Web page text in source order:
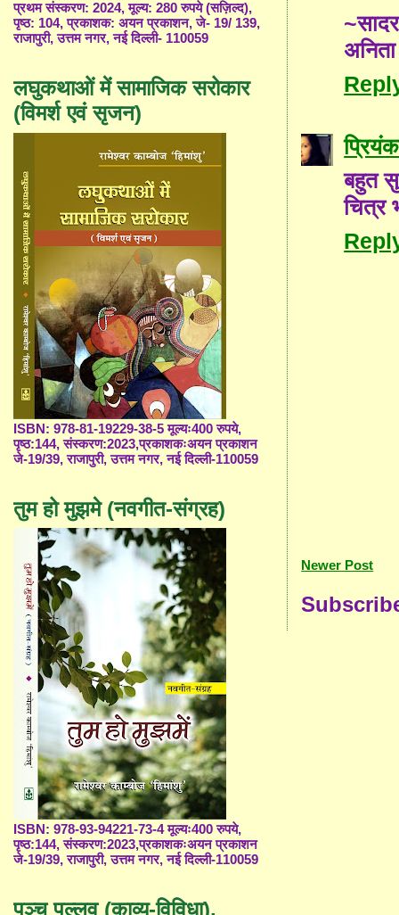
~सादर
बहुत
चित्र
Newer Post
प्रथम संस्करण: 2024, मूल्य: 280 रुपये (सज़िल्द),
पृष्ठ: 104, प्रकाशक: अयन प्रकाशन, जे- 19/ 139,
राजापुरी, उत्तम नगर, नई दिल्ली- 110059
लघुकथाओं में सामाजिक सरोकार
(विमर्श एवं सृजन)
ISBN: 978-81-19229-38-5 मूल्यः400 रुपये,
पृष्ठ:144, संस्करण:2023,प्रकाशकःअयन प्रकाशन
जे-19/39, राजापुरी, उत्तम नगर, नई दिल्ली-110059
तुम हो मुझमे (नवगीत-संग्रह)
ISBN: 978-93-94221-73-4 मूल्यः400 रुपये,
पृष्ठ:144, संस्करण:2023,प्रकाशकःअयन प्रकाशन
जे-19/39, राजापुरी, उत्तम नगर, नई दिल्ली-110059
पञ्च पल्लव (काव्य-विविधा),